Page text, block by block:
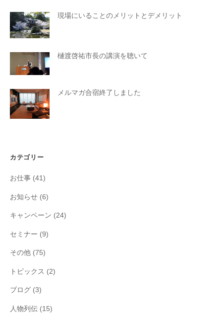
現場にいることのメリットとデメリット
樋渡啓祐市長の講演を聴いて
メルマガ合宿終了しました
カテゴリー
お仕事 (41)
お知らせ (6)
キャンペーン (24)
セミナー (9)
その他 (75)
トピックス (2)
ブログ (3)
人物列伝 (15)